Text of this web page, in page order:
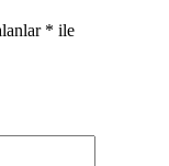
* ile